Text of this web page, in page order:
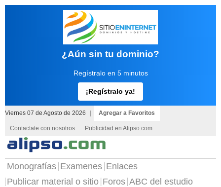
¿Aún sin tu dominio?
Regístralo en 5 minutos
¡Regístralo ya!
Viernes 07 de Agosto de 2026 Agregar a Favoritos
Contactate con nosotros Publicidad en Alipso.com
Monografías Examenes Enlaces
Publicar material o sitio Foros ABC del estudio